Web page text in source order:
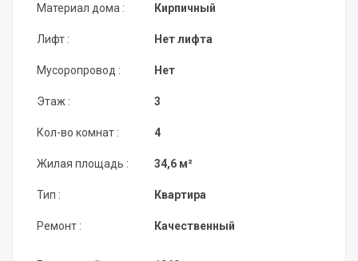
Материал дома :
Лифт :
Мусоропровод :
Этаж :
Кол-во комнат :
Жилая площадь :
Тип :
Ремонт :
Кирпичный
Нет лифта
Нет
3
4
34,6 м²
Квартира
Качественный